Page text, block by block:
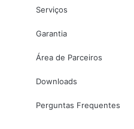
Serviços
Garantia
Área de Parceiros
Downloads
Perguntas Frequentes